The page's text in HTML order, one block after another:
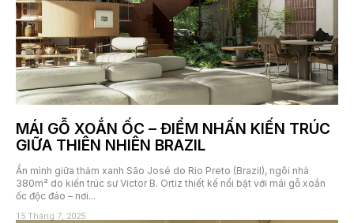
MÁI GỖ XOẮN ỐC – ĐIỂM NHẤN KIẾN TRÚC
GIỮA THIÊN NHIÊN BRAZIL
Ẩn mình giữa thảm xanh São José do Rio Preto (Brazil), ngôi nhà
380m² do kiến trúc sư Victor B. Ortiz thiết kế nổi bật với mái gỗ xoắn
ốc độc đáo – nơi...
15 Tháng 7, 2025